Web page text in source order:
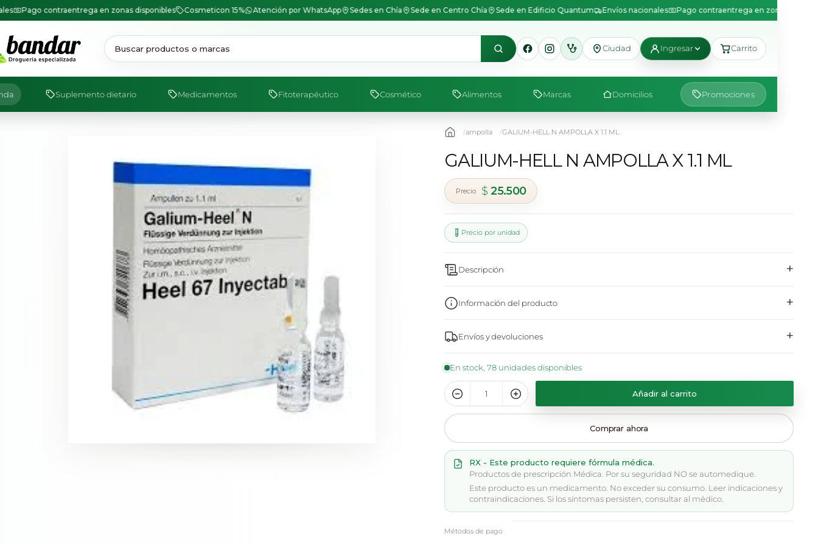
Saltar
al
Pago contraentrega en zonas disponibles Cosmeticon 15% Atención por WhatsApp Sedes en Chía Sede en Centro Chía Sede en Edificio Quantum Envíos nacionales Pago contraentrega en zonas
Ciudad Ingresar Carrito
Suplemento dietario Medicamentos Fitoterapéutico Cosmético Alimentos Marcas Domicilios Promociones
ampolla GALIUM-HELL N AMPOLLA X 1.1 ML
GALIUM-HELL N AMPOLLA X 1.1 ML
$ 25.500
Precio por unidad
Descripción +
Información del producto +
Envíos y devoluciones +
En stock, 78 unidades disponibles
Añadir al carrito
Comprar ahora
RX - Este producto requiere fórmula médica.
Productos de prescripción Médica. Por su seguridad NO se automedique.
Este producto es un medicamento. No exceder su consumo. Leer indicaciones y
contraindicaciones. Si los síntomas persisten, consultar al médico.
Métodos de pago